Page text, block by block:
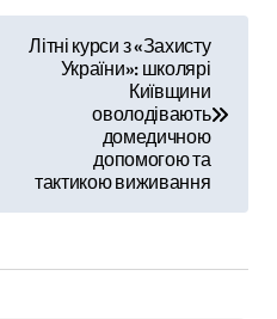
Літні курси з «Захисту
України»: школярі
Київщини
оволодівають
домедичною
допомогою та
тактикою виживання